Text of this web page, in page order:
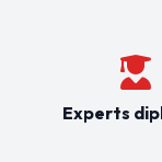
Experts